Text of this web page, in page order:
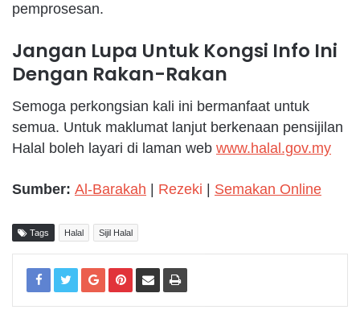
pemprosesan.
Jangan Lupa Untuk Kongsi Info Ini
Dengan Rakan-Rakan
Semoga perkongsian kali ini bermanfaat untuk
semua. Untuk maklumat lanjut berkenaan pensijilan
Halal boleh layari di laman web www.halal.gov.my
Sumber: Al-Barakah | Rezeki | Semakan Online
Tags Halal Sijil Halal